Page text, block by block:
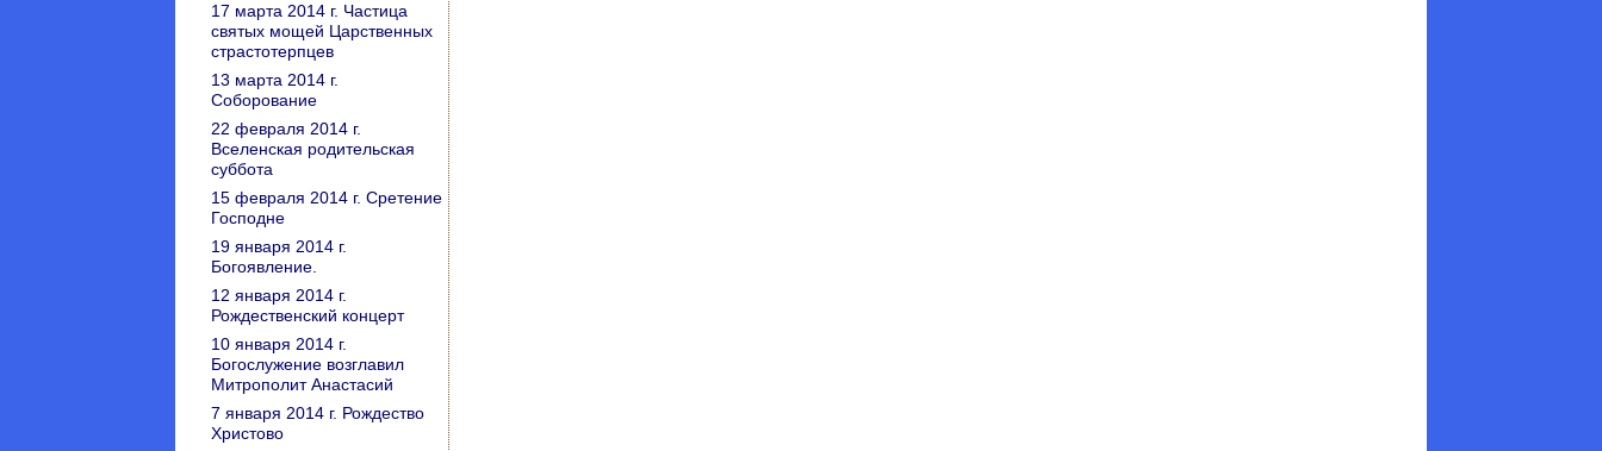
17 марта 2014 г. Частица
святых мощей Царственных
страстотерпцев
13 марта 2014 г.
Соборование
22 февраля 2014 г.
Вселенская родительская
суббота
15 февраля 2014 г. Сретение
Господне
19 января 2014 г.
Богоявление.
12 января 2014 г.
Рождественский концерт
10 января 2014 г.
Богослужение возглавил
Митрополит Анастасий
7 января 2014 г. Рождество
Христово